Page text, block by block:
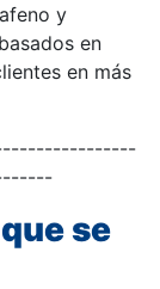
y
en
en más
se